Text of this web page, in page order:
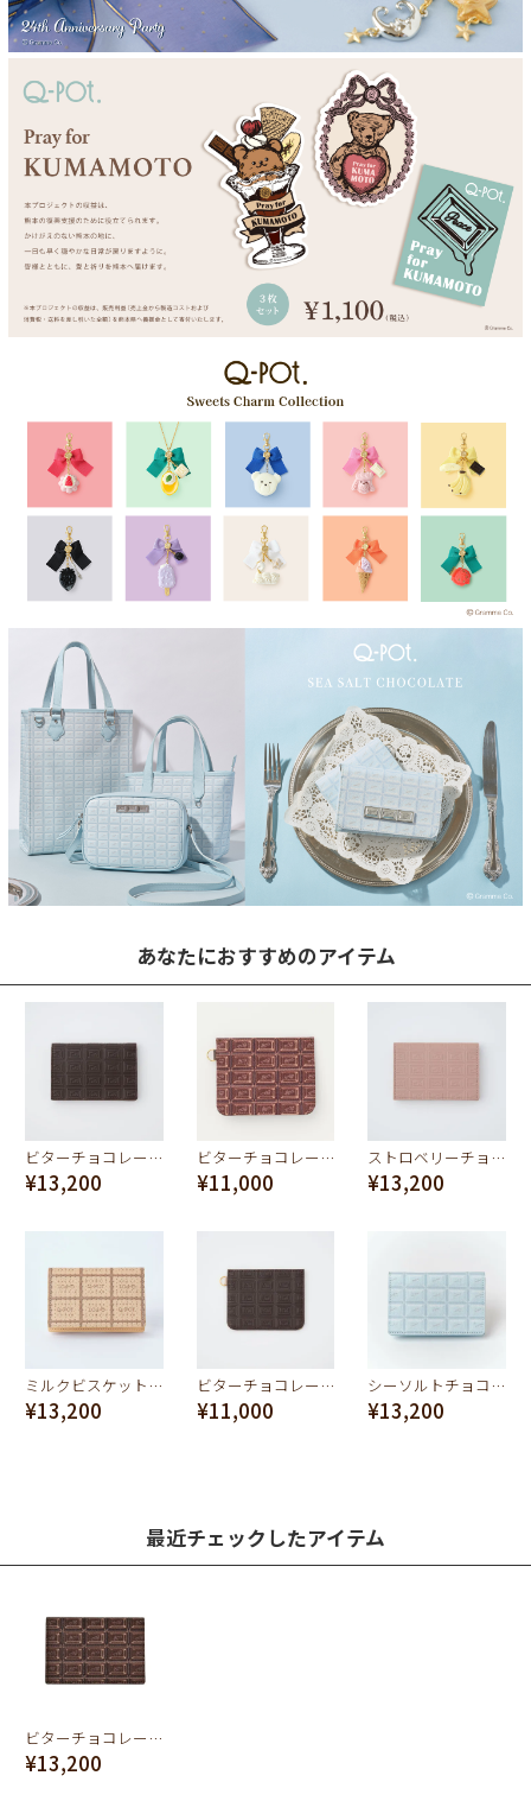
あなたにおすすめのアイテム
ビターチョコレートバー カードケース（名刺入れ）
¥13,200
ビターチョコレート パスケース
¥11,000
ストロベリーチョコレートバー カードケース（名刺入れ）
¥13,200
ミルクビスケット カードケース
¥13,200
ビターチョコレートバー パスケース
¥11,000
シーソルトチョコレートカードケース（名刺入れ）
¥13,200
最近チェックしたアイテム
ビターチョコレートカードケース（名刺入れ）
¥13,200